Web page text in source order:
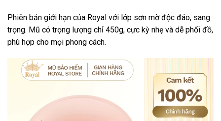
Phiên bản giới hạn của Royal với lớp sơn mờ độc đáo, sang
trọng. Mũ có trọng lượng chỉ 450g, cực kỳ nhẹ và dễ phối đồ,
phù hợp cho mọi phong cách.